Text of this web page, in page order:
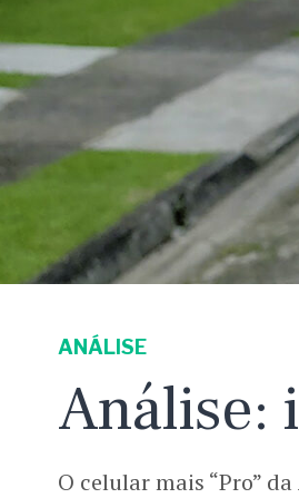
ANÁLISE
Análise:
O celular mais “Pro”